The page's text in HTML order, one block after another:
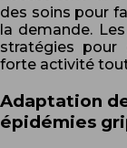
des soins pour
la demande.
stratégies pour
forte activité
Adaptation
épidémies